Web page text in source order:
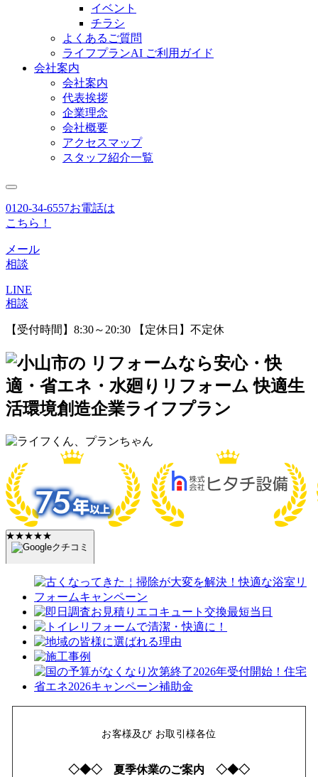
イベント
チラシ
よくあるご質問
ライフプランAI ご利用ガイド
会社案内
会社案内
代表挨拶
企業理念
会社概要
アクセスマップ
スタッフ紹介一覧
0120-34-6557お電話は
こちら！
メール
相談
LINE
相談
【受付時間】8:30～20:30 【定休日】不定休
クチコミ
★★★★★
★★★★★
()
お客様及び お取引様各位
◇◆◇ 夏季休業のご案内 ◇◆◇